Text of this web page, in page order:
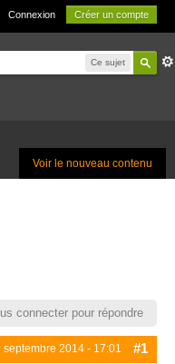
Connexion Créer un compte
Ce sujet
Voir le nouveau contenu
connecter pour répondre
septembre 2014 - 17:01 #1